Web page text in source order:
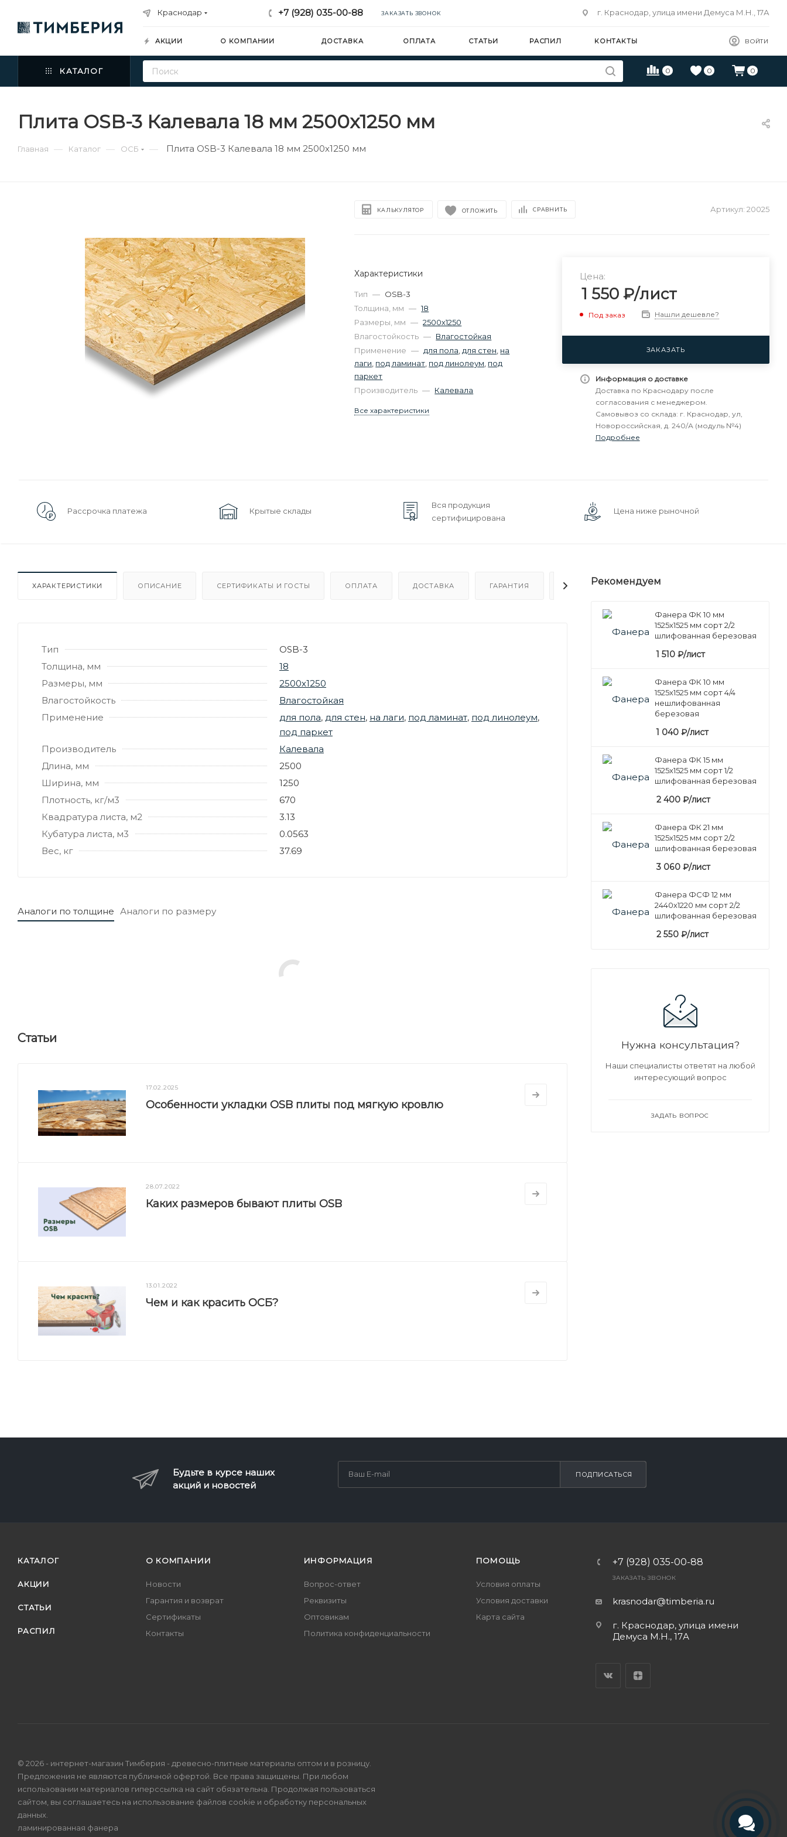
Краснодар +7 (928) 035-00-88 ЗАКАЗАТЬ ЗВОНОК г. Краснодар, улица имени Демуса М.Н., 17А
ВОЙТИ
АКЦИИ О КОМПАНИИ ДОСТАВКА ОПЛАТА СТАТЬИ РАСПИЛ КОНТАКТЫ
0 0 0
КАТАЛОГ
Плита OSB-3 Калевала 18 мм 2500х1250 мм
Главная — Каталог — ОСБ — Плита OSB-3 Калевала 18 мм 2500х1250 мм
КАЛЬКУЛЯТОР ОТЛОЖИТЬ СРАВНИТЬ Артикул: 20025
Характеристики
Тип — OSB-3
Толщина, мм — 18
Размеры, мм — 2500х1250
Влагостойкость — Влагостойкая
Применение — для пола для стен на
лаги под ламинат под линолеум под
паркет
Производитель — Калевала
Все характеристики
Цена:
1 550₽/лист
Под заказ Нашли дешевле?
ЗАКАЗАТЬ
Информация о доставке
Доставка по Краснодару после
согласования с менеджером.
Самовывоз со склада: г. Краснодар, ул,
Новороссийская, д. 240/А (модуль №4)
Подробнее
Рассрочка платежа Крытые склады
Вся продукция
сертифицирована
Цена ниже рыночной
ХАРАКТЕРИСТИКИ ОПИСАНИЕ СЕРТИФИКАТЫ И ГОСТЫ ОПЛАТА ДОСТАВКА ГАРАНТИЯ ОТЗЫВЫ
Тип
OSB-3
Толщина, мм
18
Размеры, мм
2500х1250
Влагостойкость
Влагостойкая
Применение
для пола, для стен, на лаги, под ламинат, под линолеум,
под паркет
Производитель
Калевала
Длина, мм
2500
Ширина, мм
1250
Плотность, кг/м3
670
Квадратура листа, м2
3.13
Кубатура листа, м3
0.0563
Вес, кг
37.69
Аналоги по толщине Аналоги по размеру
Статьи
17.02.2025
Особенности укладки OSB плиты под мягкую кровлю
28.07.2022
Каких размеров бывают плиты OSB
13.01.2022
Чем и как красить ОСБ?
Рекомендуем
Фанера ФК 10 мм
1525х1525 мм сорт 2/2
шлифованная березовая
1 510 ₽/лист
Фанера ФК 10 мм
1525х1525 мм сорт 4/4
нешлифованная
березовая
1 040 ₽/лист
Фанера ФК 15 мм
1525х1525 мм сорт 1/2
шлифованная березовая
2 400 ₽/лист
Фанера ФК 21 мм
1525х1525 мм сорт 2/2
шлифованная березовая
3 060 ₽/лист
Фанера ФСФ 12 мм
2440х1220 мм сорт 2/2
шлифованная березовая
2 550 ₽/лист
Нужна консультация?
Наши специалисты ответят на любой
интересующий вопрос
ЗАДАТЬ ВОПРОС
Будьте в курсе наших
акций и новостей
ПОДПИСАТЬСЯ
КАТАЛОГ
АКЦИИ
СТАТЬИ
РАСПИЛ
О КОМПАНИИ
Новости
Гарантия и возврат
Сертификаты
Контакты
ИНФОРМАЦИЯ
Вопрос-ответ
Реквизиты
Оптовикам
Политика конфиденциальности
ПОМОЩЬ
Условия оплаты
Условия доставки
Карта сайта
+7 (928) 035-00-88
ЗАКАЗАТЬ ЗВОНОК
krasnodar@timberia.ru
г. Краснодар, улица имени
Демуса М.Н., 17А
© 2026 - интернет-магазин Тимберия - древесно-плитные материалы оптом и в розницу.
Предложения не являются публичной офертой. Все права защищены. При любом
использовании материалов гиперссылка на сайт обязательна. Продолжая пользоваться
сайтом, вы соглашаетесь на использование файлов cookie и обработку персональных
данных
ламинированная фанера